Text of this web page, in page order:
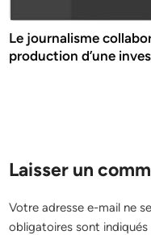
Le journalisme
production d’une
Laisser un
Votre adresse e-mail ne
obligatoires sont indiqués